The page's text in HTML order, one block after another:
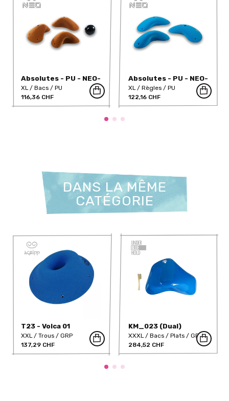
Absolutes - PU - NEO-
7PU
XL Bacs
PU
116,36 CHF
Absolutes - PU - NEO-
6PU
XL Règles
PU
122,16 CHF
DANS LA MÊME
CATÉGORIE
T23 - Volca 01
XXL Trous
GRP
137,29 CHF
KM_023 (Dual)
XXXL Bacs Plats
GRP
284,52 CHF